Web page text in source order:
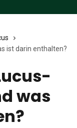
ist darin enthalten?
was